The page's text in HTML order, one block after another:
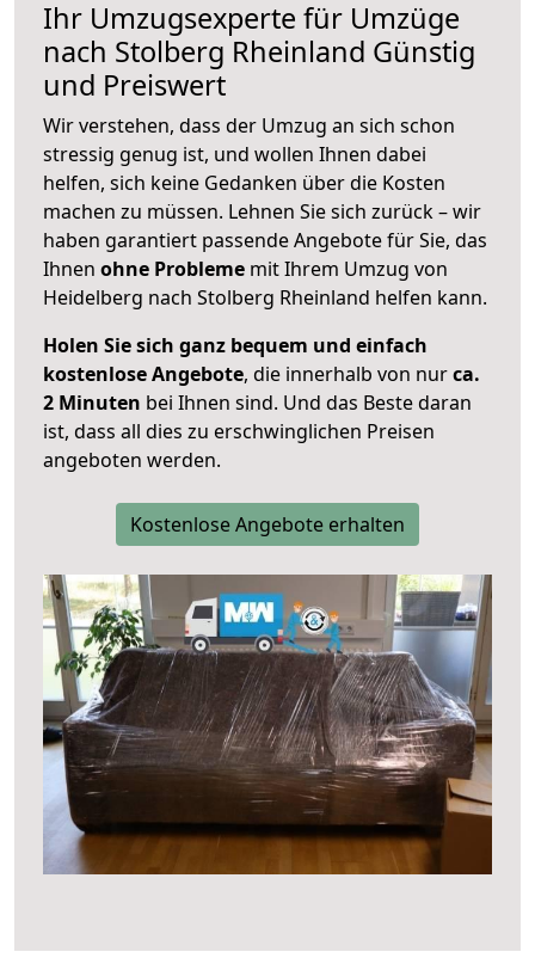
Ihr Umzugsexperte für Umzüge
nach Stolberg Rheinland Günstig
und Preiswert
Wir verstehen, dass der Umzug an sich schon
stressig genug ist, und wollen Ihnen dabei
helfen, sich keine Gedanken über die Kosten
machen zu müssen. Lehnen Sie sich zurück – wir
haben garantiert passende Angebote für Sie, das
Ihnen ohne Probleme mit Ihrem Umzug von
Heidelberg nach Stolberg Rheinland helfen kann.
Holen Sie sich ganz bequem und einfach
kostenlose Angebote, die innerhalb von nurca.
2 Minuten bei Ihnen sind. Und das Beste daran
ist, dass all dies zu erschwinglichen Preisen
angeboten werden.
Kostenlose Angebote erhalten